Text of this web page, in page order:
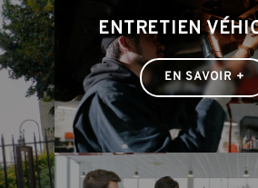
ENTRETIEN
EN SAVOIR +